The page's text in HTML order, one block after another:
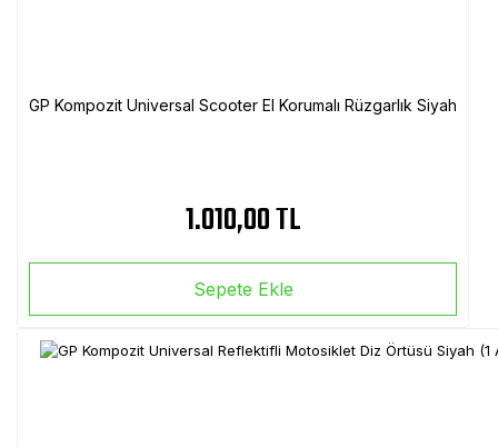
GP Kompozit Universal Scooter El Korumalı Rüzgarlık Siyah
1.010,00 TL
Sepete Ekle